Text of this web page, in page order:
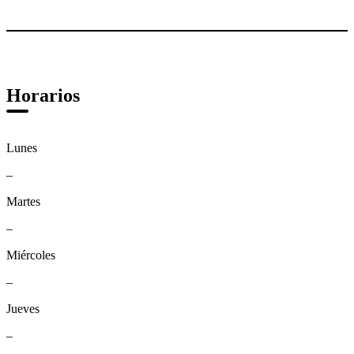
Horarios
Lunes
–
Martes
–
Miércoles
–
Jueves
–